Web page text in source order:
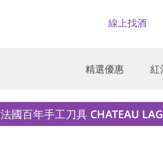
線上找酒
精選優惠 紅
法國百年手工刀具 CHATEAU